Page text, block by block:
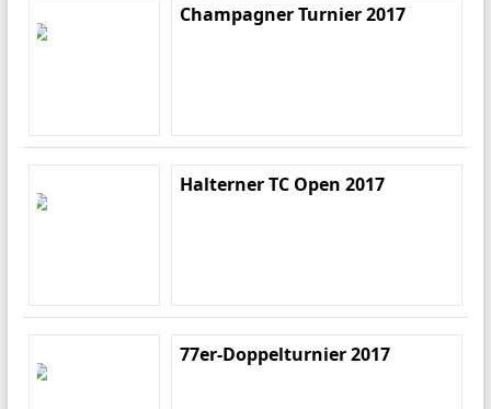
Champagner Turnier 2017
Halterner TC Open 2017
77er-Doppelturnier 2017